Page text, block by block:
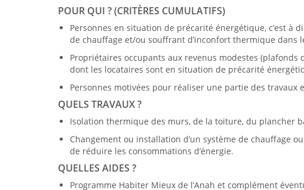
POUR QUI ? (CRITÈRES CUMULATIFS)
Personnes en situation de précarité énergétique, c’est
de chauffage et/ou souffrant d’inconfort thermique dans
Propriétaires occupants aux revenus modestes (plafonds
dont les locataires sont en situation de précarité
Personnes motivées pour réaliser une partie des
QUELS TRAVAUX ?
Isolation thermique des murs, de la toiture, du plancher
Changement ou installation d’un système de chauffage
de réduire les consommations d’énergie.
QUELLES AIDES ?
Programme Habiter Mieux de l’Anah et complément